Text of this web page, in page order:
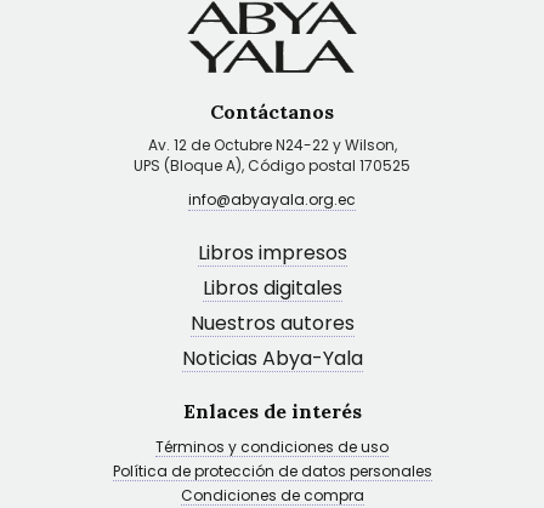
Contáctanos
Av. 12 de Octubre N24-22 y Wilson,
UPS (Bloque A), Código postal 170525
info@abyayala.org.ec
Libros impresos
Libros digitales
Nuestros autores
Noticias Abya-Yala
Enlaces de interés
Términos y condiciones de uso
Política de protección de datos personales
Condiciones de compra